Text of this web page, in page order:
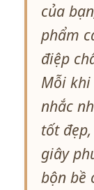
của
phẩm
điệp
Mỗi
nhắc
tốt
giây
bộn bề